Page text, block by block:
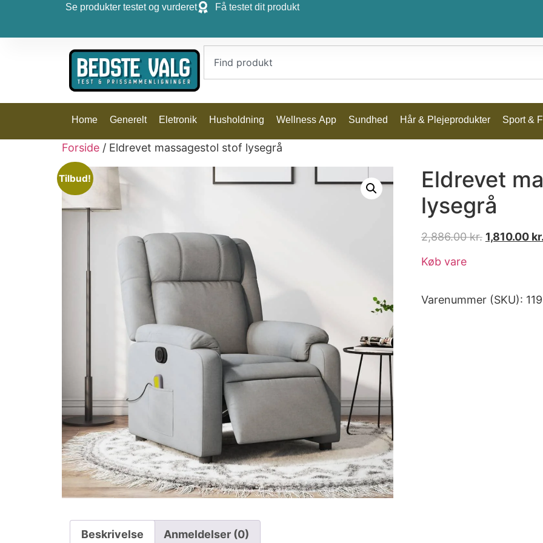
Se produkter testet og vurderet Få testet dit produkt
Home Generelt Eletronik Husholdning Wellness App Sundhed Hår & Plejeprodukter Sport &
Forside / Eldrevet massagestol stof lysegrå
Tilbud!
Eldrevet
lysegrå
2,886.00kr. 1,810.00 kr.
Køb vare
Varenummer (SKU):
Beskrivelse Anmeldelser (0)